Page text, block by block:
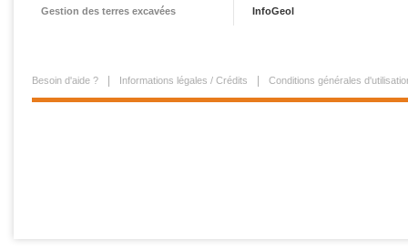
Gestion des terres excavées
InfoGeol
Besoin d'aide ? Informations légales / Crédits Conditions générales